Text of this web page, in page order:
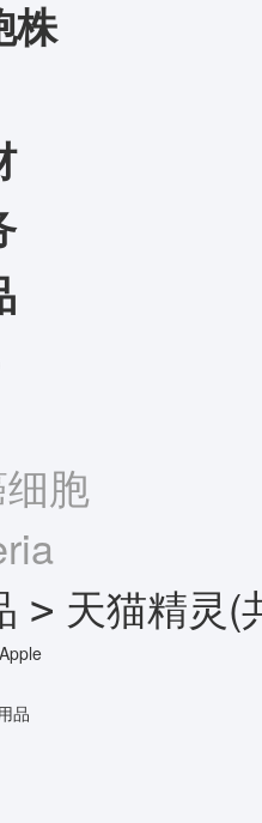
株
胞
> 天猫精灵(
Apple
品